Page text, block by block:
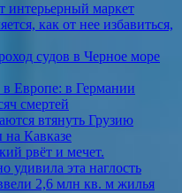
интерьерный маркет
как от нее избавиться,
судов в Черное море
Европе: в Германии
смертей
втянуть Грузию
Кавказе
рвёт и мечет.
удивила эта наглость
2,6 млн кв. м жилья